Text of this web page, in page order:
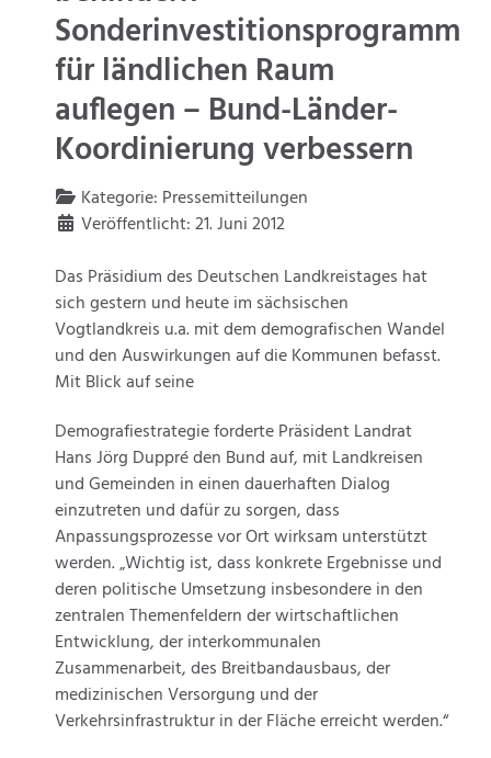
Sonderinvestitionsprogramm
für ländlichen Raum
auflegen – Bund-Länder-
Koordinierung verbessern
Kategorie: Pressemitteilungen
Veröffentlicht: 21. Juni 2012
Das Präsidium des Deutschen Landkreistages hat
sich gestern und heute im sächsischen
Vogtlandkreis u.a. mit dem demografischen Wandel
und den Auswirkungen auf die Kommunen befasst.
Mit Blick auf seine
Demografiestrategie forderte Präsident Landrat
Hans Jörg Duppré den Bund auf, mit Landkreisen
und Gemeinden in einen dauerhaften Dialog
einzutreten und dafür zu sorgen, dass
Anpassungsprozesse vor Ort wirksam unterstützt
werden. „Wichtig ist, dass konkrete Ergebnisse und
deren politische Umsetzung insbesondere in den
zentralen Themenfeldern der wirtschaftlichen
Entwicklung, der interkommunalen
Zusammenarbeit, des Breitbandausbaus, der
medizinischen Versorgung und der
Verkehrsinfrastruktur in der Fläche erreicht werden.“